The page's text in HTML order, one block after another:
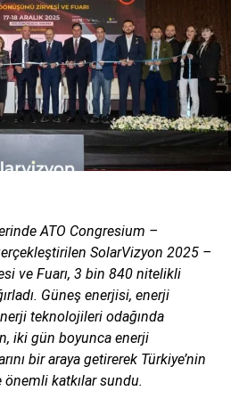
taşıma üniteleri, 2022’de
kalan yeniliklerden sadece
Electric, yüksek
ile tanındı. Büyük güneş enerjisi
invertör, Alpha Pure
için REC Solar ve M10 Solar
yenilikçi kiremit matris ara
hak kazandı.
endüstrisinin yenilikçilik ödülü
enerji depolama için çığır
Contemporary
tarafından sağlanan EnerOne
SI 100 modüler çok seviyeli
ve ikinci ömür araba
Endüstriyel ticari depolama
örnek oldu ve 2022
ATO Congresium –
SolarVizyon 2025 –
ve Fuarı, 3 bin 840 nitelikli
Güneş enerjisi, enerji
teknolojileri odağında
iki gün boyunca enerji
bir araya getirerek Türkiye’nin
katkılar sundu.